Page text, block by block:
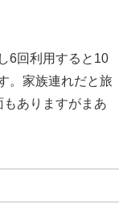
6回利用すると10
。家族連れだと旅
ありますがまあ